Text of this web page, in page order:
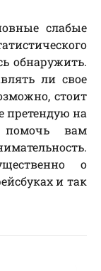
слабые
обнаружить.
ли свое
стоит
претендую на
вам
о
и так